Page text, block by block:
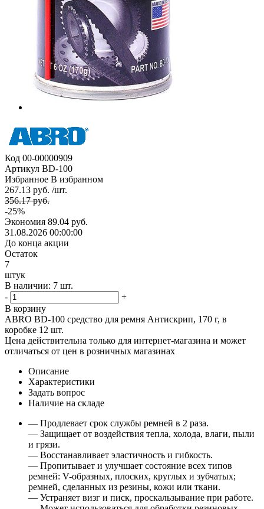
Код 00-00000909
Артикул BD-100
Избранное В избранном
267.13 руб. /шт.
356.17 руб.
-25%
Экономия 89.04 руб.
31.08.2026 00:00:00
До конца акции
Остаток
7
штук
В наличии: 7 шт.
-
+
В корзину
ABRO BD-100 cредство для ремня Антискрип, 170 г, в
коробке 12 шт.
Цена действительна только для интернет-магазина и может
отличаться от цен в розничных магазинах
Описание
Характеристики
Задать вопрос
Наличие на складе
— Продлевает срок службы ремней в 2 раза.
— Защищает от воздействия тепла, холода, влаги, пыли
и грязи.
— Восстанавливает эластичность и гибкость.
— Пропитывает и улучшает состояние всех типов
ремней: V-образных, плоских, круглых и зубчатых;
ремней, сделанных из резины, кожи или ткани.
— Устраняет визг и писк, проскальзывание при работе.